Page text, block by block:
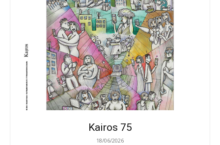
Kairos 75
18/06/2026